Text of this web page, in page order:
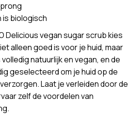
is biologisch
Delicious vegan sugar scrub kies
alleen goed is voor je huid, maar
natuurlijk en vegan, en de
geselecteerd om je huid op de
Laat je verleiden door de
zelf de voordelen van